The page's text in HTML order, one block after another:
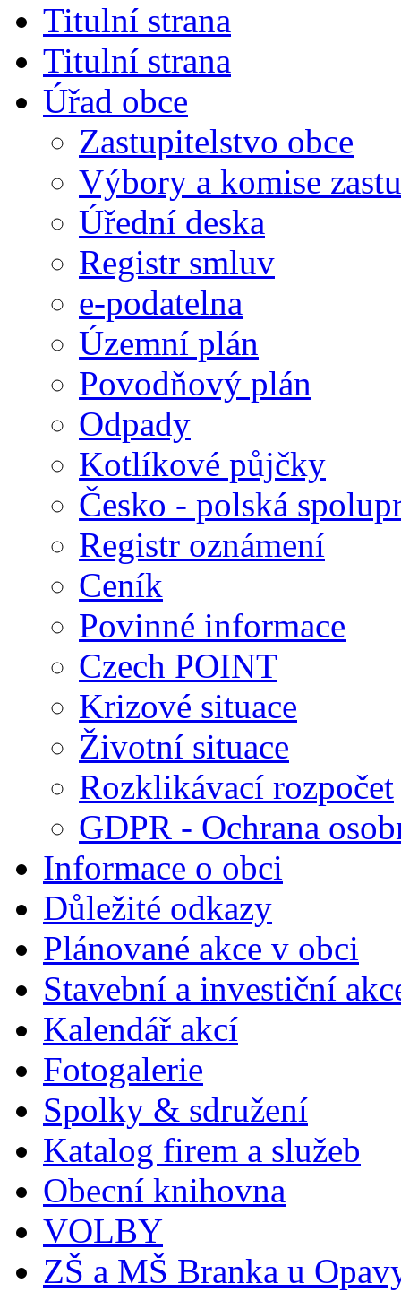
Titulní strana
Titulní strana
Úřad obce
Zastupitelstvo obce
Výbory a komise
Úřední deska
Registr smluv
e-podatelna
Územní plán
Povodňový plán
Odpady
Kotlíkové půjčky
Česko - polská
Registr oznámení
Ceník
Povinné informace
Czech POINT
Krizové situace
Životní situace
Rozklikávací rozpočet
GDPR - Ochrana
Informace o obci
Důležité odkazy
Plánované akce v obci
Stavební a investiční
Kalendář akcí
Fotogalerie
Spolky & sdružení
Katalog firem a služeb
Obecní knihovna
VOLBY
ZŠ a MŠ Branka u